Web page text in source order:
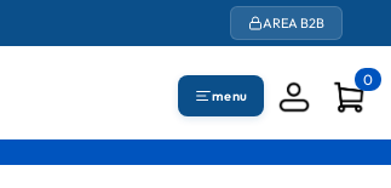
AREA B2B
menu
0